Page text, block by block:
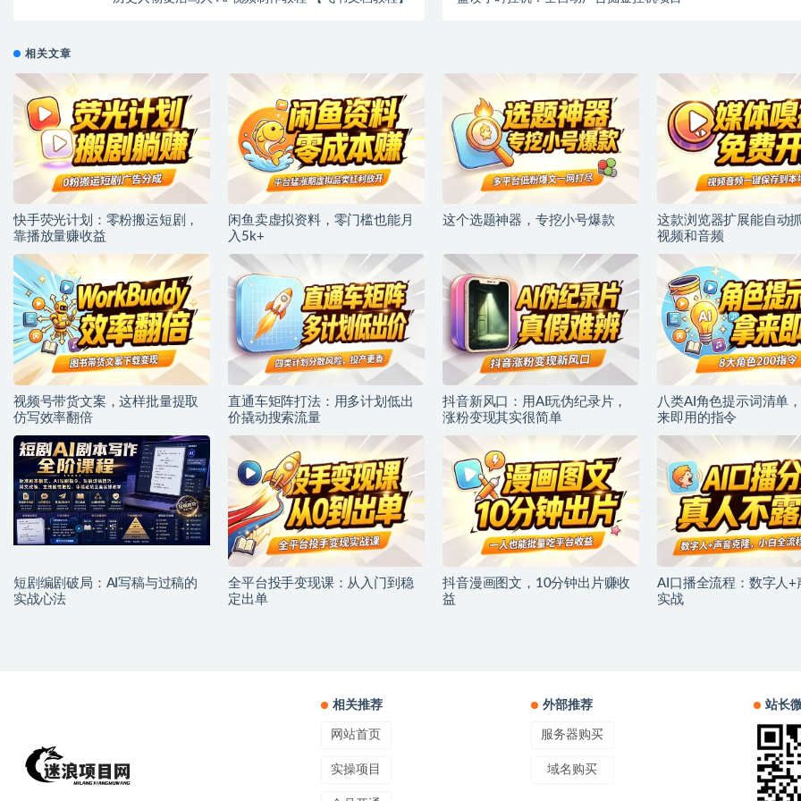
相关文章
快手荧光计划：零粉搬运短剧，
靠播放量赚收益
闲鱼卖虚拟资料，零门槛也能月
入5k+
这个选题神器，专挖小号爆款
这款浏览器扩展能自动
视频和音频
视频号带货文案，这样批量提取
仿写效率翻倍
直通车矩阵打法：用多计划低出
价撬动搜索流量
抖音新风口：用AI玩伪纪录片，
涨粉变现其实很简单
八类AI角色提示词清单
来即用的指令
短剧编剧破局：AI写稿与过稿的
实战心法
全平台投手变现课：从入门到稳
定出单
抖音漫画图文，10分钟出片赚收
益
AI口播全流程：数字人+
实战
相关推荐
网站首页
实操项目
外部推荐
服务器购买
域名购买
站长